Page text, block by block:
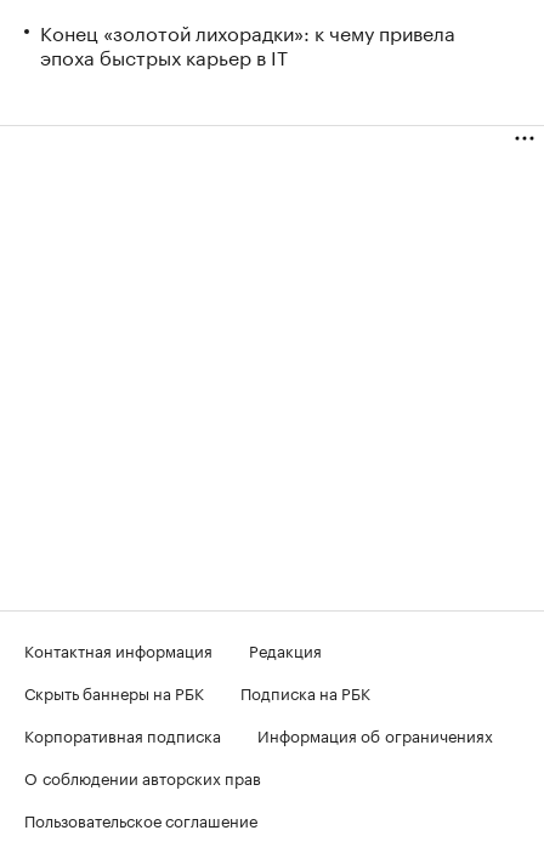
Конец «золотой лихорадки»: к чему привела
эпоха быстрых карьер в IT
Контактная информация
Редакция
Скрыть баннеры на РБК
Подписка на РБК
Корпоративная подписка
Информация об ограничениях
О соблюдении авторских прав
Пользовательское соглашение